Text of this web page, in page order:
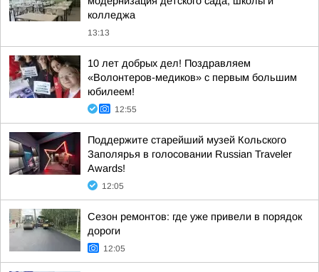
колледжа
13:13
10 лет добрых дел! Поздравляем
«Волонтеров-медиков» с первым большим
юбилеем!
12:55
Поддержите старейший музей Кольского
Заполярья в голосовании Russian Traveler
Awards!
12:05
Сезон ремонтов: где уже привели в порядок
дороги
12:05